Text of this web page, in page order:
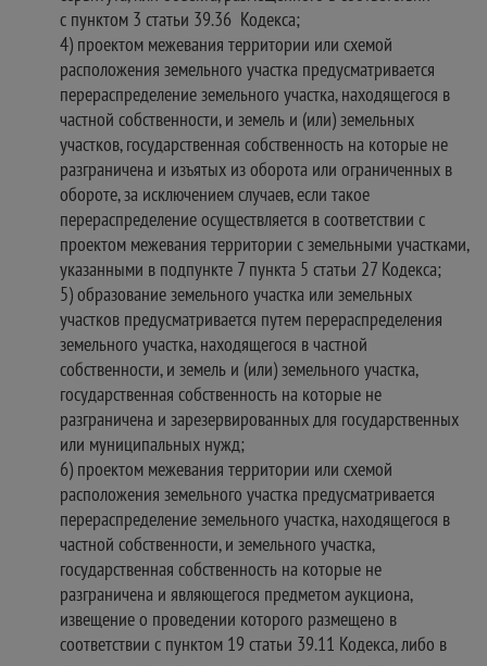
с пунктом 3 статьи 39.36 Кодекса;
4) проектом межевания территории или схемой
расположения земельного участка предусматривается
перераспределение земельного участка, находящегося в
частной собственности, и земель и (или) земельных
участков, государственная собственность на которые не
разграничена и изъятых из оборота или ограниченных в
обороте, за исключением случаев, если такое
перераспределение осуществляется в соответствии с
проектом межевания территории с земельными участками,
указанными в подпункте 7 пункта 5 статьи 27 Кодекса;
5) образование земельного участка или земельных
участков предусматривается путем перераспределения
земельного участка, находящегося в частной
собственности, и земель и (или) земельного участка,
государственная собственность на которые не
разграничена и зарезервированных для государственных
или муниципальных нужд;
6) проектом межевания территории или схемой
расположения земельного участка предусматривается
перераспределение земельного участка, находящегося в
частной собственности, и земельного участка,
государственная собственность на которые не
разграничена и являющегося предметом аукциона,
извещение о проведении которого размещено в
соответствии с пунктом 19 статьи 39.11 Кодекса, либо в